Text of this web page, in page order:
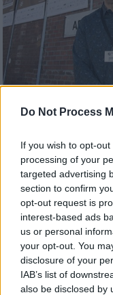
Do Not Process
If you wish to opt-
processing of your
targeted advertising
section to confirm
opt-out request is
interest-based ads
us or personal
your opt-out. You
disclosure of your
IAB’s list of
also be disclosed by
05.11.2019
60ό ΦΚΘ: Ο
απέχθειά
Ο
επετειακών
masterclass,
ελληνική